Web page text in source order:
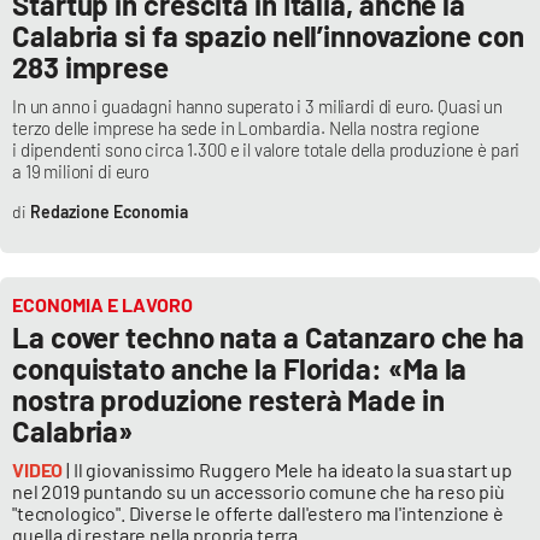
EDIZIONI
LOCALI
Catanzaro
Crotone
Reggio Calabria
Cosenza
Calabria si fa spazio nell’innovazione con
283 imprese
In un anno i guadagni hanno superato i 3 miliardi di euro. Quasi un
terzo delle imprese ha sede in Lombardia. Nella nostra regione
i dipendenti sono circa 1.300 e il valore totale della produzione è pari
a 19 milioni di euro
Redazione Economia
ECONOMIA E LAVORO
La cover techno nata a Catanzaro che ha
conquistato anche la Florida: «Ma la
nostra produzione resterà Made in
Calabria»
VIDEO| Il giovanissimo Ruggero Mele ha ideato la sua start up
nel 2019 puntando su un accessorio comune che ha reso più
"tecnologico". Diverse le offerte dall'estero ma l'intenzione è
quella di restare nella propria terra